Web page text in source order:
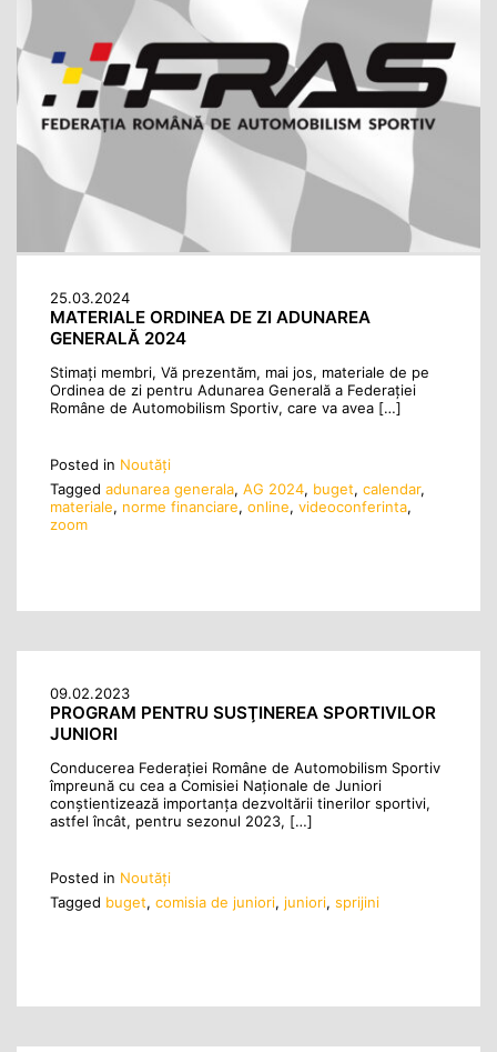
25.03.2024
MATERIALE ORDINEA DE ZI ADUNAREA
GENERALĂ 2024
Stimați membri, Vă prezentăm, mai jos, materiale de pe
Ordinea de zi pentru Adunarea Generală a Federaţiei
Române de Automobilism Sportiv, care va avea […]
Posted in Noutăţi
Tagged adunarea generala, AG 2024, buget, calendar,
materiale, norme financiare, online, videoconferinta,
zoom
09.02.2023
PROGRAM PENTRU SUSŢINEREA SPORTIVILOR
JUNIORI
Conducerea Federației Române de Automobilism Sportiv
împreună cu cea a Comisiei Naționale de Juniori
conștientizează importanţa dezvoltării tinerilor sportivi,
astfel încât, pentru sezonul 2023, […]
Posted in Noutăţi
Tagged buget, comisia de juniori, juniori, sprijini